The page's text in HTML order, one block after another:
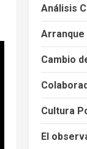
Análisis
Arranque
Cambio
Cultura
El